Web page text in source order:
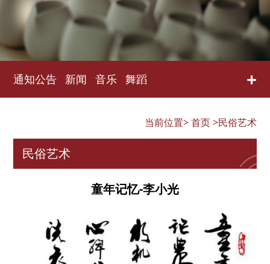
通知公告 新闻 音乐 舞蹈 +
当前位置>首页>民俗艺术
民俗艺术
童年记忆-李小光